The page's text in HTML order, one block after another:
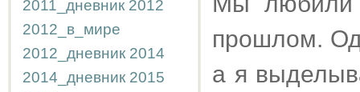
2011_дневник 2012
2012_в_мире
2012_дневник 2014
2014_дневник 2015
прошлом.
а я